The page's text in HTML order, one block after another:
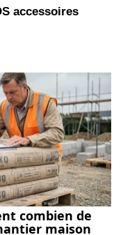
accessoires
combien de
maison